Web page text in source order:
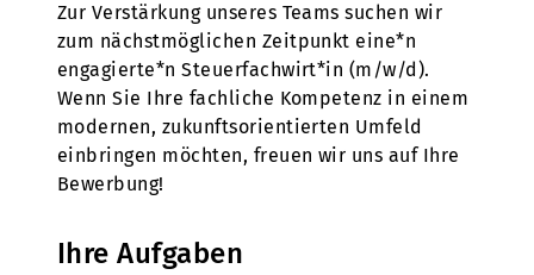
Zur Verstärkung unseres Teams suchen wir
zum nächstmöglichen Zeitpunkt eine*n
engagierte*n Steuerfachwirt*in (m/w/d).
Wenn Sie Ihre fachliche Kompetenz in einem
modernen, zukunftsorientierten Umfeld
einbringen möchten, freuen wir uns auf Ihre
Bewerbung!
Ihre Aufgaben